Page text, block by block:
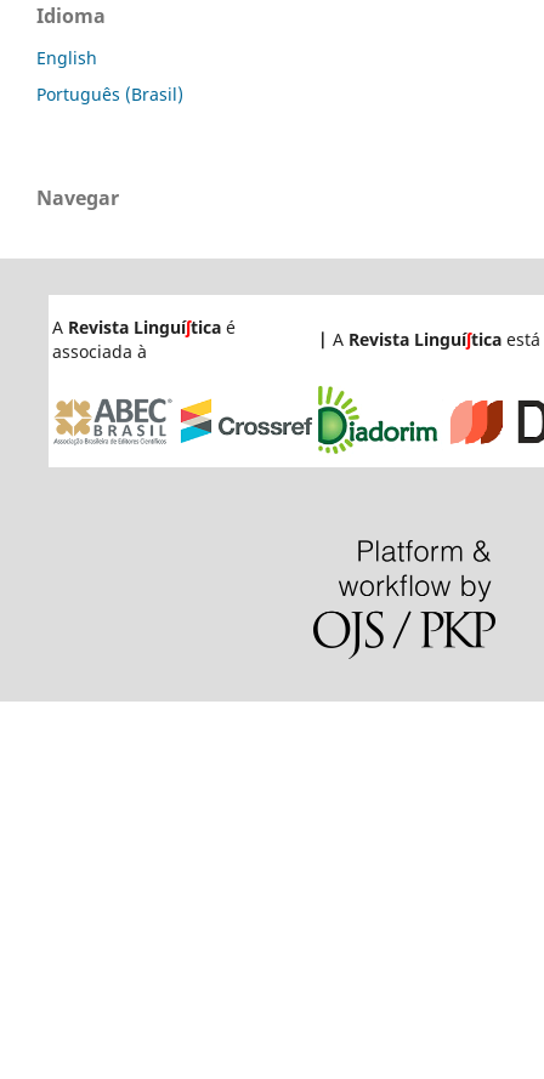
Idioma
English
Português (Brasil)
Navegar
A Revista Linguíʃticaé
associada à
| A Revista Linguíʃticaestá